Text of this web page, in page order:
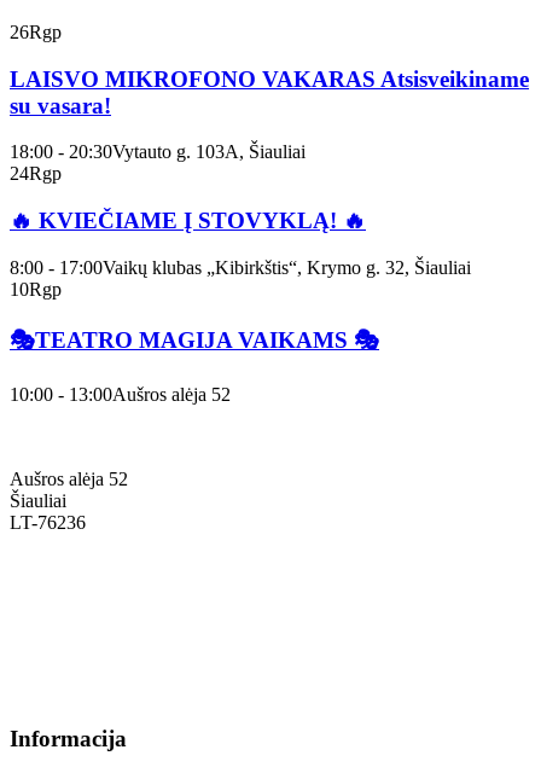
26Rgp
LAISVO MIKROFONO VAKARAS Atsisveikiname
su vasara!
18:00 - 20:30Vytauto g. 103A, Šiauliai
24Rgp
🔥 KVIEČIAME Į STOVYKLĄ! 🔥
8:00 - 17:00Vaikų klubas „Kibirkštis“, Krymo g. 32, Šiauliai
10Rgp
🎭TEATRO MAGIJA VAIKAMS 🎭
10:00 - 13:00Aušros alėja 52
Aušros alėja 52
Šiauliai
LT-76236
Informacija